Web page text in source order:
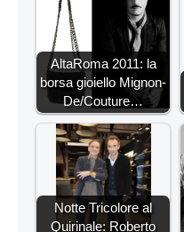
AltaRoma 2011: la
borsa gioiello Mignon-
De/Couture…
Notte Tricolore al
Quirinale: Roberto